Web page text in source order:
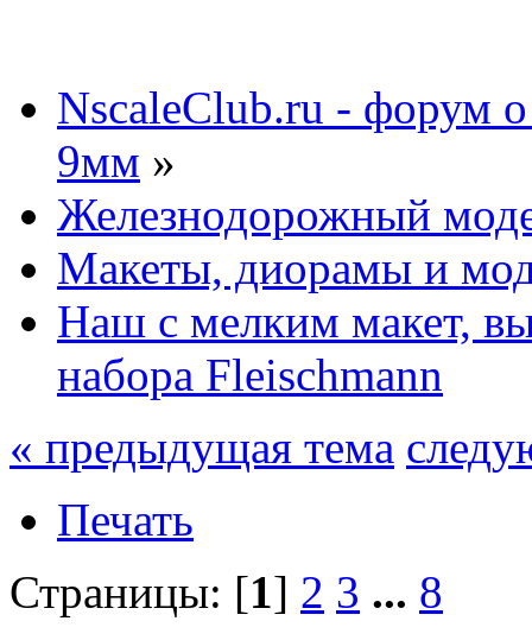
NscaleClub.ru - форум
9мм »
Железнодорожный
Макеты, диорамы и
Наш с мелким макет,
набора Fleischmann
« предыдущая тема
Печать
Страницы: [1] 2 3 ... 8